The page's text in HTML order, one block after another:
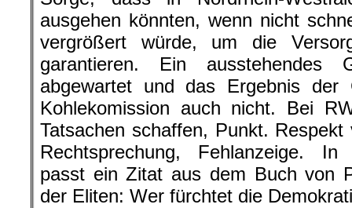
ausgehen könnten, wenn nicht
vergrößert würde, um die
garantieren. Ein ausstehendes
abgewartet und das Ergebnis der
Kohlekomission auch nicht. Bei
Tatsachen schaffen, Punkt.
Rechtsprechung, Fehlanzeige. In
passt ein Zitat aus dem Buch von
der Eliten: Wer fürchtet die